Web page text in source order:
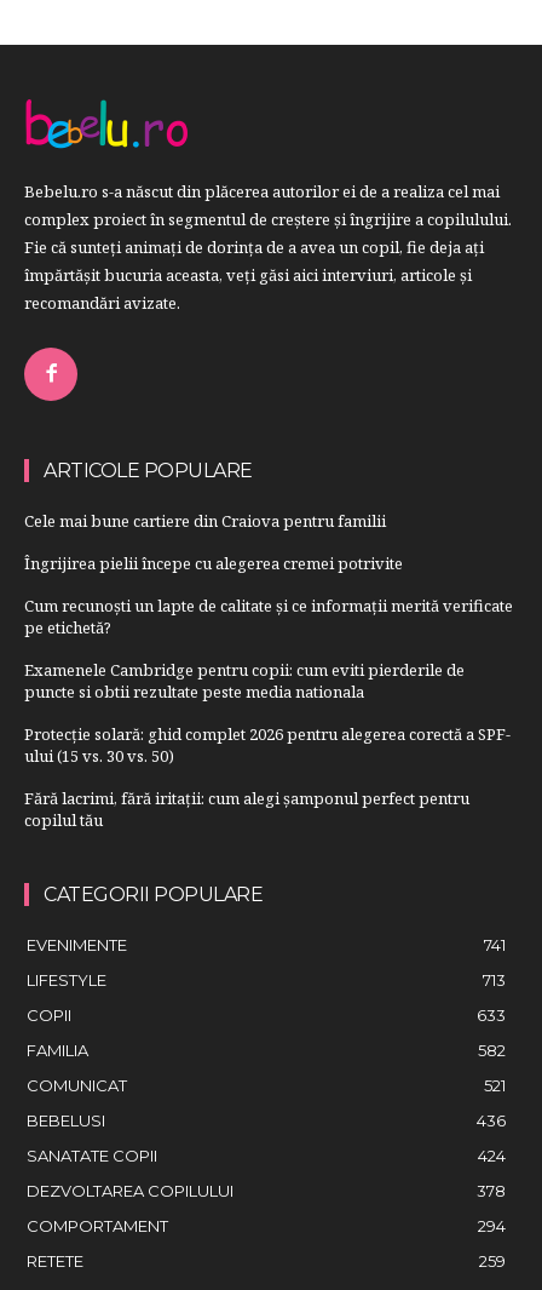
Bebelu.ro s-a născut din plăcerea autorilor ei de a realiza cel mai
complex proiect în segmentul de creştere şi îngrijire a copilulului.
Fie că sunteţi animaţi de dorinţa de a avea un copil, fie deja aţi
împărtăşit bucuria aceasta, veți găsi aici interviuri, articole şi
recomandări avizate.
ARTICOLE POPULARE
Cele mai bune cartiere din Craiova pentru familii
Îngrijirea pielii începe cu alegerea cremei potrivite
Cum recunoști un lapte de calitate și ce informații merită verificate
pe etichetă?
Examenele Cambridge pentru copii: cum eviti pierderile de
puncte si obtii rezultate peste media nationala
Protecție solară: ghid complet 2026 pentru alegerea corectă a SPF-
ului (15 vs. 30 vs. 50)
Fără lacrimi, fără iritații: cum alegi șamponul perfect pentru
copilul tău
CATEGORII POPULARE
EVENIMENTE
741
LIFESTYLE
713
COPII
633
FAMILIA
582
COMUNICAT
521
BEBELUSI
436
SANATATE COPII
424
DEZVOLTAREA COPILULUI
378
COMPORTAMENT
294
RETETE
259